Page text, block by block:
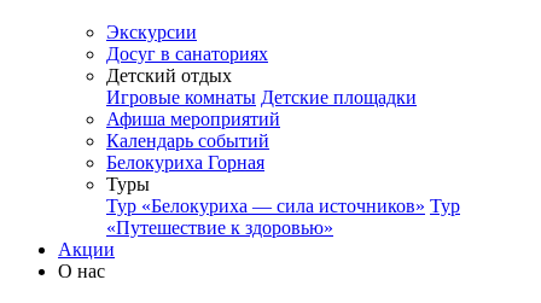
Экскурсии
Досуг в санаториях
Детский отдых
Игровые комнаты Детские площадки
Афиша мероприятий
Календарь событий
Белокуриха Горная
Туры
Тур «Белокуриха — сила источников» Тур
«Путешествие к здоровью»
Акции
О нас